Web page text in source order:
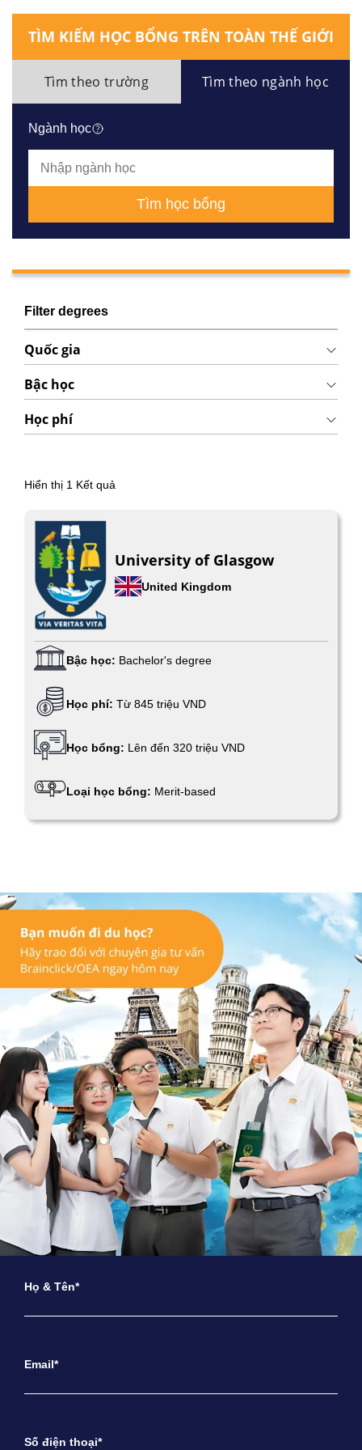
TÌM KIẾM HỌC BỔNG TRÊN TOÀN THẾ GIỚI
Tìm theo trường Tìm theo ngành học
Ngành học
Tìm học bổng
Filter degrees
Quốc gia
Bậc học
Học phí
Hiển thị 1 Kết quả
University of Glasgow
United Kingdom
Bậc học: Bachelor's degree
Học phí: Từ 845 triệu VND
Học bổng: Lên đến 320 triệu VND
Loại học bổng: Merit-based
Họ & Tên*
Email*
Số điện thoại*